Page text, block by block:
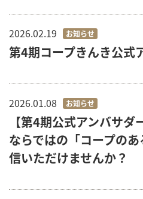
2026.02.19 お知らせ
第4期コープきんき公式
2026.01.08 お知らせ
【第4期公式アンバサ
ならではの「コープの
信いただけませんか？